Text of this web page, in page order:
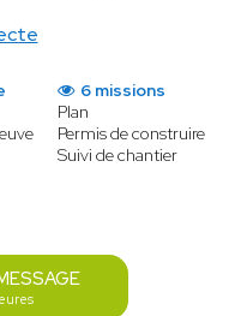
6 missions
Plan
Permis de construire
Suivi de chantier